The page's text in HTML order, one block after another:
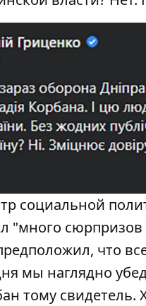
социальной
"много
что
мы наглядно
тому свидетель.